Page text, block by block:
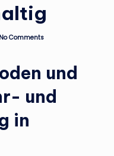
No Comments
und
und
in